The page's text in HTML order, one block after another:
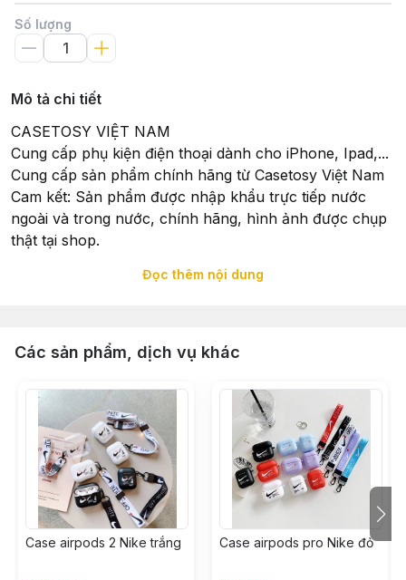
Số lượng
Mô tả chi tiết
CASETOSY VIỆT NAM
Cung cấp phụ kiện điện thoại dành cho iPhone, Ipad,...
Cung cấp sản phẩm chính hãng từ Casetosy Việt Nam
Cam kết: Sản phẩm được nhập khẩu trực tiếp nước
ngoài và trong nước, chính hãng, hình ảnh được chụp
thật tại shop.
Xuất Xứ: Sản phẩm được nhập khẩu trực tiếp và hoàn
Nam - 258 Trưng Nữ Vương, Quận Hải Châu, TP. Đà
Nẵng
Đặt hàng:
Qua : Hotline: 0935730908
Đặt hàng online trên website Casetosy Việt Nam
Qua email: casetosy@gmail.com
Đọc thêm nội dung
Các sản phẩm, dịch vụ khác
Case airpods 2 Nike trắng Case airpods pro Nike đỏ